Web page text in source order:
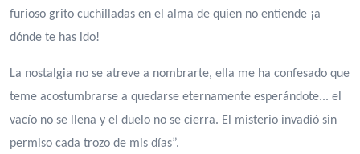
furioso grito cuchilladas en el alma de quien no entiende ¡a
dónde te has ido!
La nostalgia no se atreve a nombrarte, ella me ha confesado que
teme acostumbrarse a quedarse eternamente esperándote... el
vacío no se llena y el duelo no se cierra. El misterio invadió sin
permiso cada trozo de mis días”.